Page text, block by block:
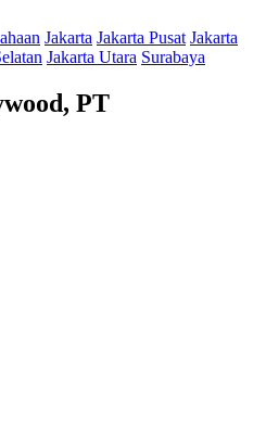
Jakarta Jakarta Pusat Jakarta
Jakarta Utara Surabaya
PT